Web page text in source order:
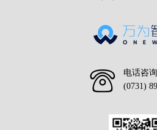
电话咨询
(0731)